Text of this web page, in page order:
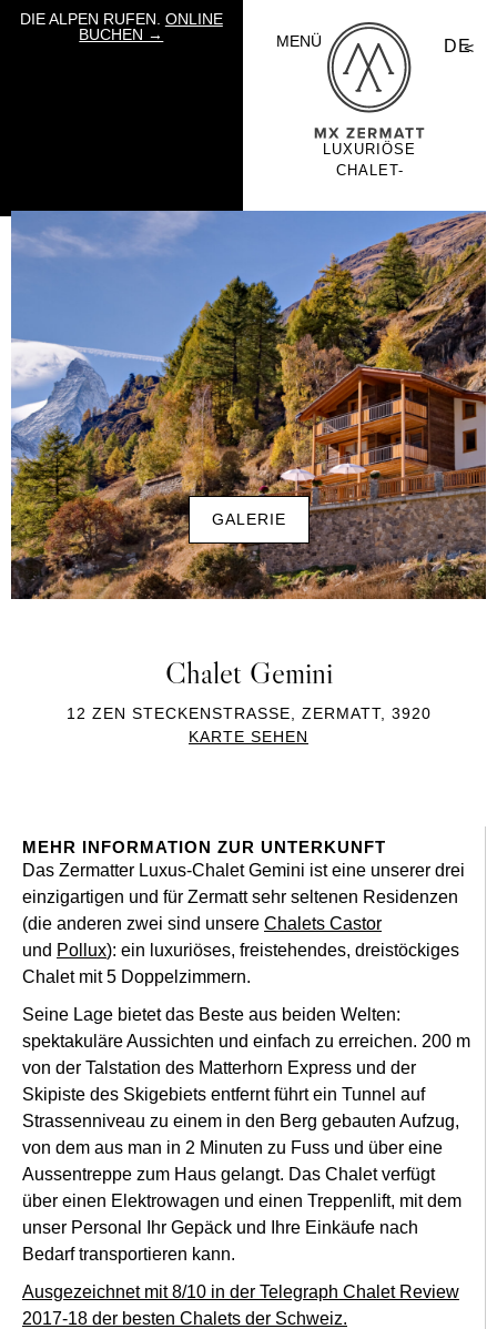
DIE ALPEN RUFEN. ONLINE
BUCHEN →
MENÜ
LUXURIÖSE
CHALET-
MOUNTAIN
EXPOSURE
DE
GALERIE
Chalet Gemini
12 ZEN STECKENSTRASSE, ZERMATT, 3920
KARTE SEHEN
MEHR INFORMATION ZUR UNTERKUNFT
Das Zermatter Luxus-Chalet Gemini ist eine unserer drei
einzigartigen und für Zermatt sehr seltenen Residenzen
(die anderen zwei sind unsere Chalets Castor
und Pollux): ein luxuriöses, freistehendes, dreistöckiges
Chalet mit 5 Doppelzimmern.
Seine Lage bietet das Beste aus beiden Welten:
spektakuläre Aussichten und einfach zu erreichen. 200 m
von der Talstation des Matterhorn Express und der
Skipiste des Skigebiets entfernt führt ein Tunnel auf
Strassenniveau zu einem in den Berg gebauten Aufzug,
von dem aus man in 2 Minuten zu Fuss und über eine
Aussentreppe zum Haus gelangt. Das Chalet verfügt
über einen Elektrowagen und einen Treppenlift, mit dem
unser Personal Ihr Gepäck und Ihre Einkäufe nach
Bedarf transportieren kann.
Ausgezeichnet mit 8/10 in der Telegraph Chalet Review
2017-18 der besten Chalets der Schweiz.